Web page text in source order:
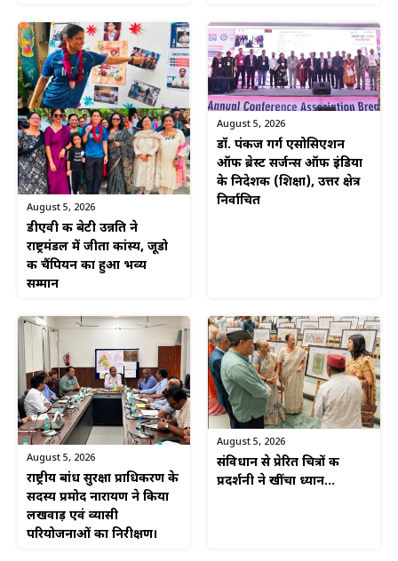
August 5, 2026
डीएवी की बेटी उन्नति ने
राष्ट्रमंडल में जीता कांस्य, जूडो
की चैंपियन का हुआ भव्य
सम्मान
August 5, 2026
डॉ. पंकज गर्ग एसोसिएशन
ऑफ ब्रेस्ट सर्जन्स ऑफ इंडिया
के निदेशक (शिक्षा), उत्तर क्षेत्र
निर्वाचित
August 5, 2026
राष्ट्रीय बांध सुरक्षा प्राधिकरण के
सदस्य प्रमोद नारायण ने किया
लखवाड़ एवं व्यासी
परियोजनाओं का निरीक्षण।
August 5, 2026
संविधान से प्रेरित चित्रों की
प्रदर्शनी ने खींचा ध्यान…